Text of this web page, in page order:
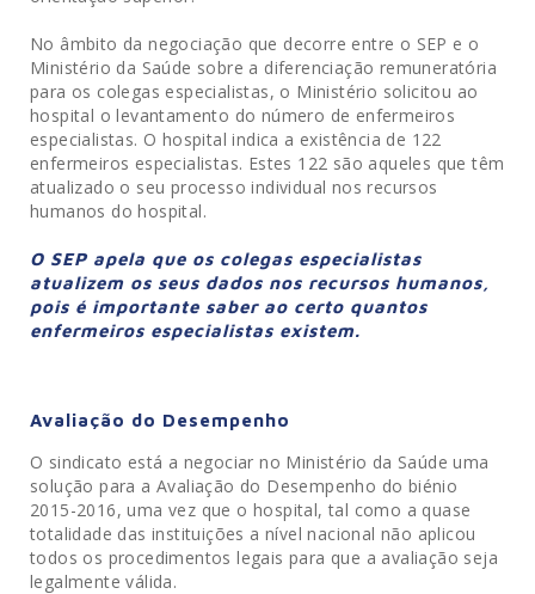
No âmbito da negociação que decorre entre o SEP e o
Ministério da Saúde sobre a diferenciação remuneratória
para os colegas especialistas, o Ministério solicitou ao
hospital o levantamento do número de enfermeiros
especialistas. O hospital indica a existência de 122
enfermeiros especialistas. Estes 122 são aqueles que têm
atualizado o seu processo individual nos recursos
humanos do hospital.
O SEP apela que os colegas especialistas
atualizem os seus dados nos recursos humanos,
pois é importante saber ao certo quantos
enfermeiros especialistas existem.
Avaliação do Desempenho
O sindicato está a negociar no Ministério da Saúde uma
solução para a Avaliação do Desempenho do biénio
2015-2016, uma vez que o hospital, tal como a quase
totalidade das instituições a nível nacional não aplicou
todos os procedimentos legais para que a avaliação seja
legalmente válida.